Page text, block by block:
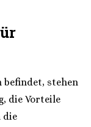
befindet, stehen
die Vorteile
die